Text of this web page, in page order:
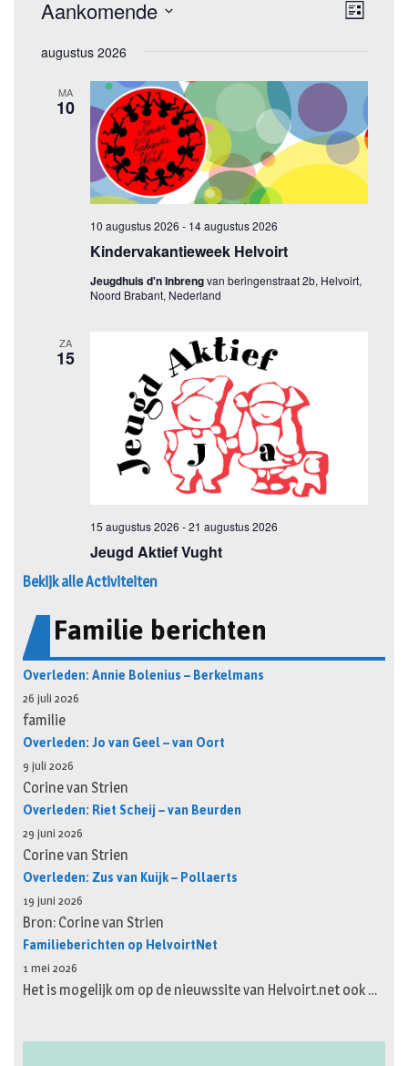
Bekijk alle Activiteiten
Familie berichten
Overleden: Annie Bolenius – Berkelmans
26 juli 2026
familie
Overleden: Jo van Geel – van Oort
9 juli 2026
Corine van Strien
Overleden: Riet Scheij – van Beurden
29 juni 2026
Corine van Strien
Overleden: Zus van Kuijk – Pollaerts
19 juni 2026
Bron: Corine van Strien
Familieberichten op HelvoirtNet
1 mei 2026
Het is mogelijk om op de nieuwssite van Helvoirt.net ook …